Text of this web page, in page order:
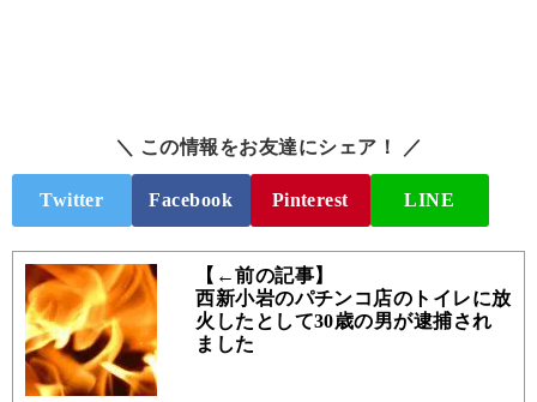
＼ この情報をお友達にシェア！ ／
Twitter Facebook Pinterest LINE
【←前の記事】
西新小岩のパチンコ店のトイレに放
火したとして30歳の男が逮捕され
ました